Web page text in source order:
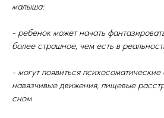
малыша:
- ребенок может начать
более страшное, чем есть в
- могут появиться
навязчивые движения, пищевые
сном